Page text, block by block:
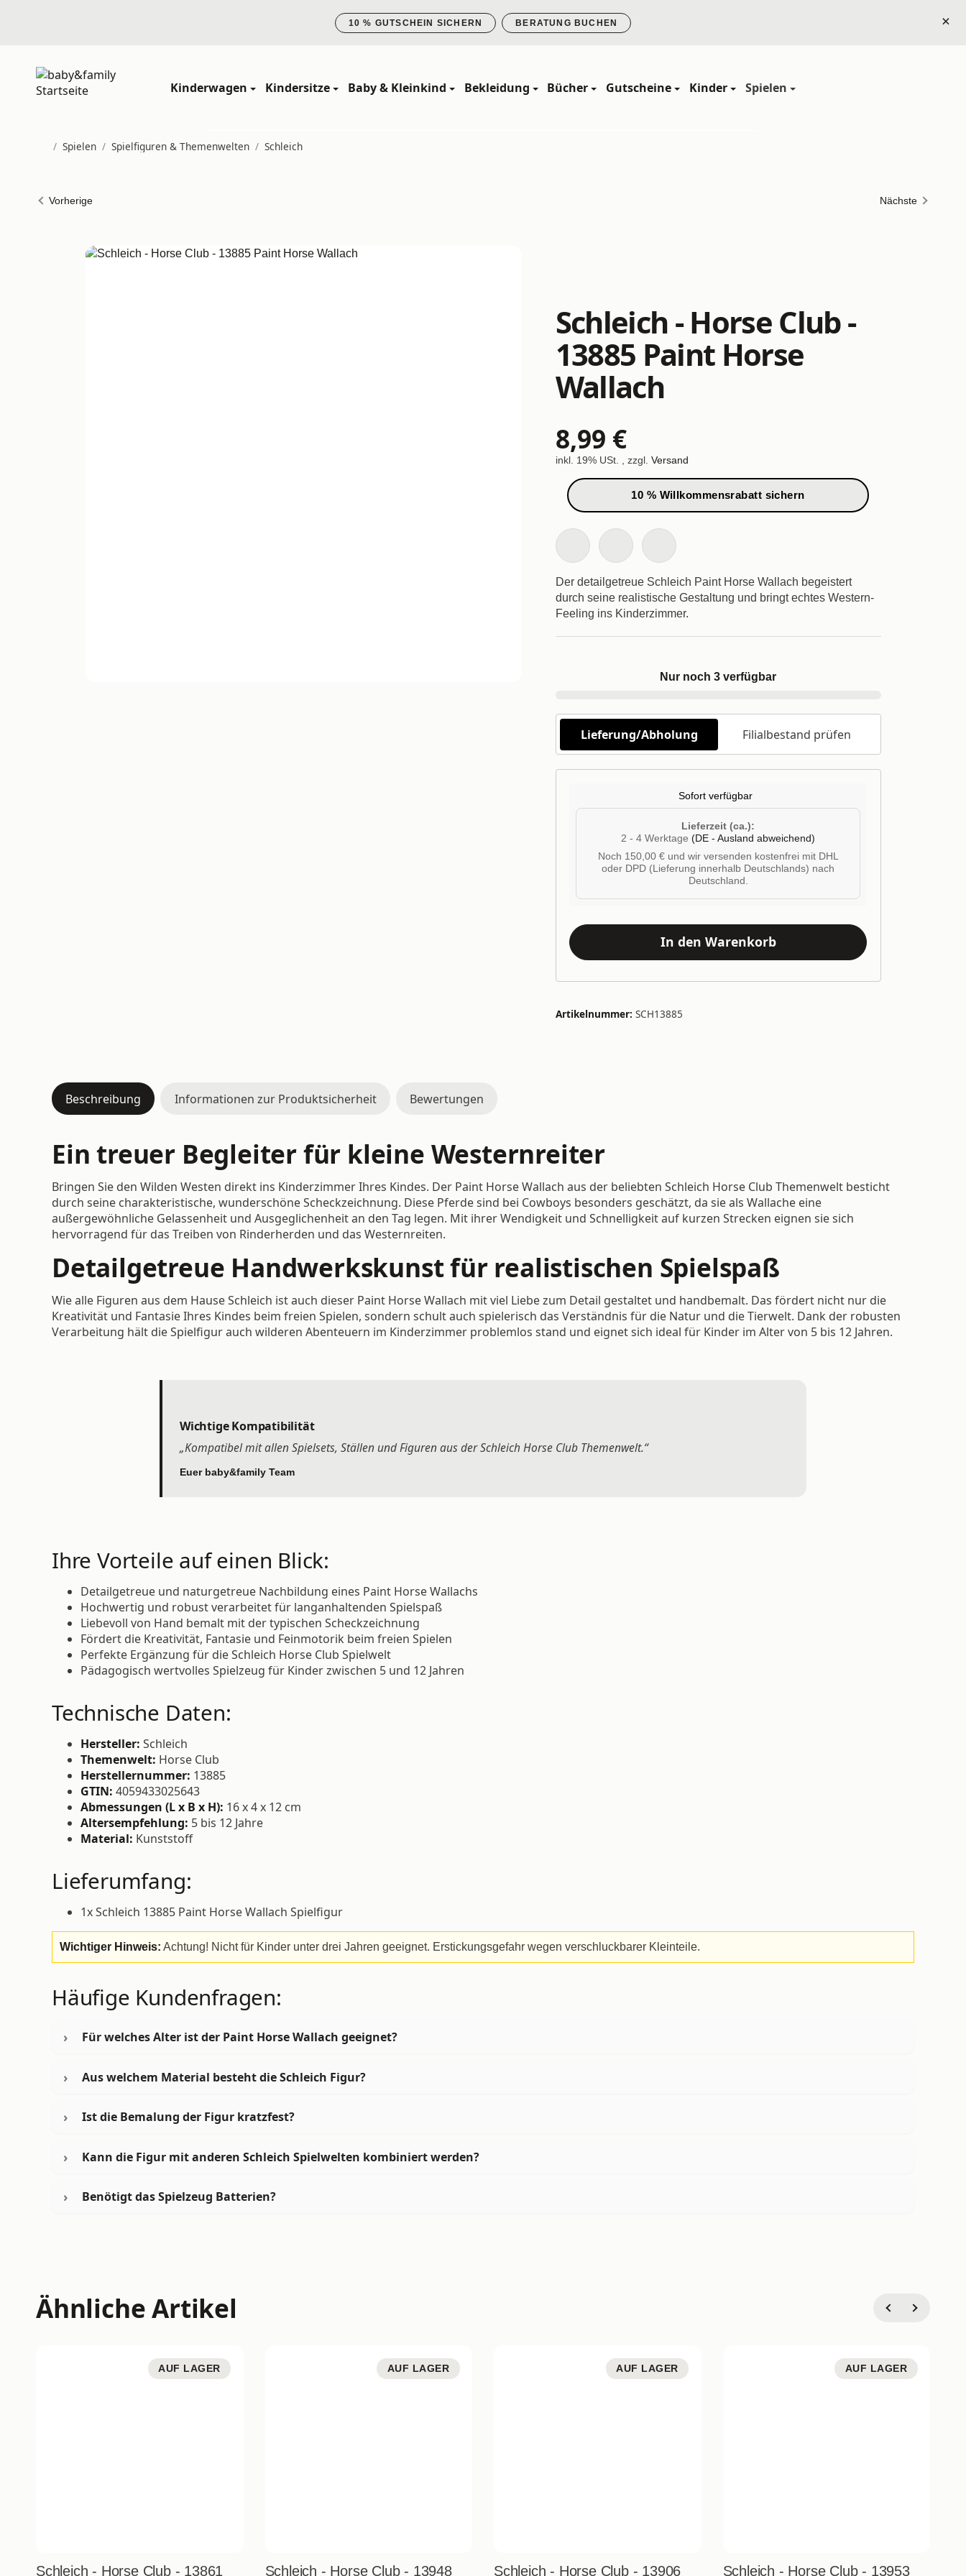
10 % GUTSCHEIN SICHERN BERATUNG BUCHEN ×
Kinderwagen Kindersitze Baby & Kleinkind Bekleidung Bücher Gutscheine Kinder Spielen
/ Spielen / Spielfiguren & Themenwelten / Schleich
Vorherige Nächste
Schleich - Horse Club -
13885 Paint Horse
Wallach
8,99 €
inkl. 19% USt. , zzgl. Versand
10 % Willkommensrabatt sichern
Der detailgetreue Schleich Paint Horse Wallach begeistert
durch seine realistische Gestaltung und bringt echtes Western-
Feeling ins Kinderzimmer.
Nur noch 3 verfügbar
Lieferung/Abholung Filialbestand prüfen
Sofort verfügbar
Lieferzeit (ca.):
2 - 4 Werktage (DE - Ausland abweichend)
Noch 150,00 € und wir versenden kostenfrei mit DHL
oder DPD (Lieferung innerhalb Deutschlands) nach
Deutschland.
In den Warenkorb
Artikelnummer: SCH13885
Beschreibung Informationen zur Produktsicherheit Bewertungen
Ein treuer Begleiter für kleine Westernreiter
Bringen Sie den Wilden Westen direkt ins Kinderzimmer Ihres Kindes. Der Paint Horse Wallach aus der beliebten Schleich Horse Club Themenwelt besticht
durch seine charakteristische, wunderschöne Scheckzeichnung. Diese Pferde sind bei Cowboys besonders geschätzt, da sie als Wallache eine
außergewöhnliche Gelassenheit und Ausgeglichenheit an den Tag legen. Mit ihrer Wendigkeit und Schnelligkeit auf kurzen Strecken eignen sie sich
hervorragend für das Treiben von Rinderherden und das Westernreiten.
Detailgetreue Handwerkskunst für realistischen Spielspaß
Wie alle Figuren aus dem Hause Schleich ist auch dieser Paint Horse Wallach mit viel Liebe zum Detail gestaltet und handbemalt. Das fördert nicht nur die
Kreativität und Fantasie Ihres Kindes beim freien Spielen, sondern schult auch spielerisch das Verständnis für die Natur und die Tierwelt. Dank der robusten
Verarbeitung hält die Spielfigur auch wilderen Abenteuern im Kinderzimmer problemlos stand und eignet sich ideal für Kinder im Alter von 5 bis 12 Jahren.
Wichtige Kompatibilität
„Kompatibel mit allen Spielsets, Ställen und Figuren aus der Schleich Horse Club Themenwelt.“
Euer baby&family Team
Ihre Vorteile auf einen Blick:
Detailgetreue und naturgetreue Nachbildung eines Paint Horse Wallachs
Hochwertig und robust verarbeitet für langanhaltenden Spielspaß
Liebevoll von Hand bemalt mit der typischen Scheckzeichnung
Fördert die Kreativität, Fantasie und Feinmotorik beim freien Spielen
Perfekte Ergänzung für die Schleich Horse Club Spielwelt
Pädagogisch wertvolles Spielzeug für Kinder zwischen 5 und 12 Jahren
Technische Daten:
Hersteller: Schleich
Themenwelt: Horse Club
Herstellernummer: 13885
GTIN: 4059433025643
Abmessungen (L x B x H): 16 x 4 x 12 cm
Altersempfehlung: 5 bis 12 Jahre
Material: Kunststoff
Lieferumfang:
1x Schleich 13885 Paint Horse Wallach Spielfigur
Wichtiger Hinweis: Achtung! Nicht für Kinder unter drei Jahren geeignet. Erstickungsgefahr wegen verschluckbarer Kleinteile.
Häufige Kundenfragen:
Für welches Alter ist der Paint Horse Wallach geeignet?
Aus welchem Material besteht die Schleich Figur?
Ist die Bemalung der Figur kratzfest?
Kann die Figur mit anderen Schleich Spielwelten kombiniert werden?
Benötigt das Spielzeug Batterien?
Ähnliche Artikel
AUF LAGER
Schleich - Horse Club - 13861
AUF LAGER
Schleich - Horse Club - 13948
AUF LAGER
Schleich - Horse Club - 13906
AUF LAGER
Schleich - Horse Club - 13953